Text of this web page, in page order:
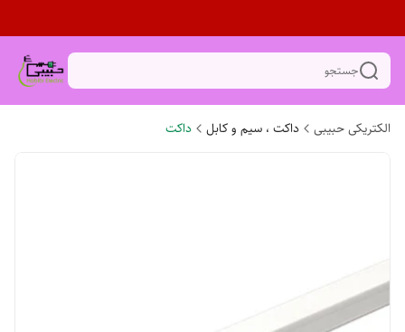
جستجو
الکتریکی حبیبی داکت ، سیم و کابل داکت